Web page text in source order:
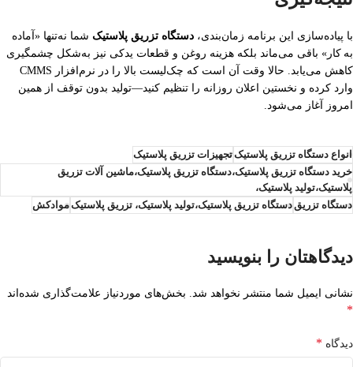
با پیاده‌سازی این برنامه زمان‌بندی، دستگاه تزریق پلاستیک شما نه‌تنها «آماده
به کار» باقی می‌ماند بلکه هزینه روغن و قطعات یدکی نیز به‌شکل چشمگیری
کاهش می‌یابد. حالا وقت آن است که چک‌لیست بالا را در نرم‌افزار CMMS
وارد کرده و نخستین اعلان روزانه‌ را تنظیم کنید—تولید بدون توقف از همین
امروز آغاز می‌شود.
انواع دستگاه تزریق پلاستیکتجهیزات تزریق پلاستیک
خرید دستگاه تزریق پلاستیک،دستگاه تزریق پلاستیک،ماشین آلات تزریق
پلاستیک،تولید پلاستیک،
دستگاه تزریقدستگاه تزریق پلاستیک،تولید پلاستیک، تزریق پلاستیکموادکش
دیدگاهتان را بنویسید
نشانی ایمیل شما منتشر نخواهد شد. بخش‌های موردنیاز علامت‌گذاری شده‌اند
*
دیدگاه *